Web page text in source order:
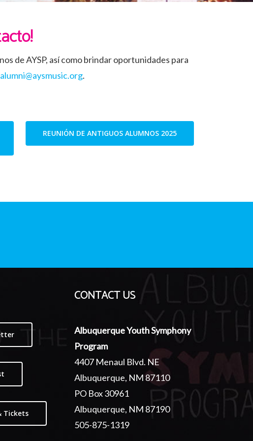
de AYSP, así como brindar oportunidades para
alumni@aysmusic.org.
REUNIÓN DE ANTIGUOS ALUMNOS 2025
Tickets
CONTACT US
Albuquerque Youth Symphony
Program
4407 Menaul Blvd. NE
Albuquerque, NM 87110
PO Box 30961
Albuquerque, NM 87190
505-875-1319